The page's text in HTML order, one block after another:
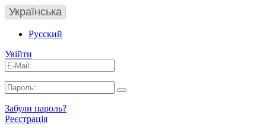
Українська
Русский
Увійти
Забули пароль?
Реєстрація